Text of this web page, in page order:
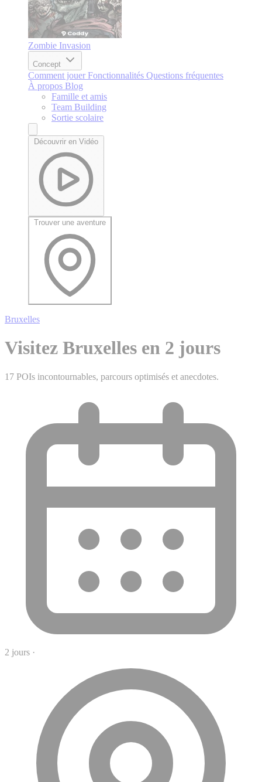
Zombie Invasion
Concept
Comment jouer Fonctionnalités Questions fréquentes
À propos Blog
Famille et amis
Team Building
Sortie scolaire
Découvrir en Vidéo
Trouver une aventure
Bruxelles
Visitez Bruxelles en 2 jours
17 POIs incontournables, parcours optimisés et anecdotes.
2 jours ·